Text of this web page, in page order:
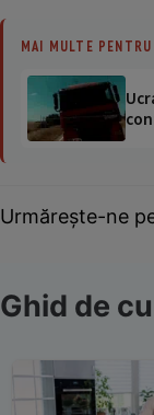
MAI MULTE
Urmărește-ne
Ghid de